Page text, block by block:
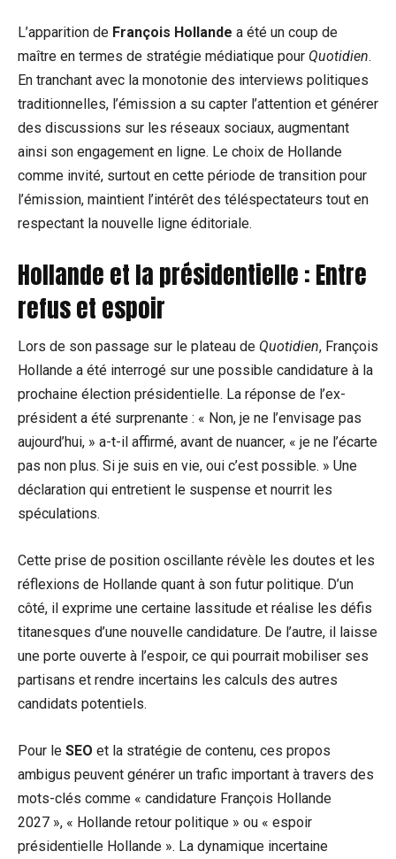
L’apparition de François Hollande a été un coup de
maître en termes de stratégie médiatique pour Quotidien.
En tranchant avec la monotonie des interviews politiques
traditionnelles, l’émission a su capter l’attention et générer
des discussions sur les réseaux sociaux, augmentant
ainsi son engagement en ligne. Le choix de Hollande
comme invité, surtout en cette période de transition pour
l’émission, maintient l’intérêt des téléspectateurs tout en
respectant la nouvelle ligne éditoriale.
Hollande et la présidentielle : Entre
refus et espoir
Lors de son passage sur le plateau de Quotidien, François
Hollande a été interrogé sur une possible candidature à la
prochaine élection présidentielle. La réponse de l’ex-
président a été surprenante : « Non, je ne l’envisage pas
aujourd’hui, » a-t-il affirmé, avant de nuancer, « je ne l’écarte
pas non plus. Si je suis en vie, oui c’est possible. » Une
déclaration qui entretient le suspense et nourrit les
spéculations.
Cette prise de position oscillante révèle les doutes et les
réflexions de Hollande quant à son futur politique. D’un
côté, il exprime une certaine lassitude et réalise les défis
titanesques d’une nouvelle candidature. De l’autre, il laisse
une porte ouverte à l’espoir, ce qui pourrait mobiliser ses
partisans et rendre incertains les calculs des autres
candidats potentiels.
Pour le SEO et la stratégie de contenu, ces propos
ambigus peuvent générer un trafic important à travers des
mots-clés comme « candidature François Hollande
2027 », « Hollande retour politique » ou « espoir
présidentielle Hollande ». La dynamique incertaine